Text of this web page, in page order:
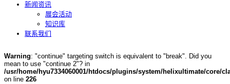
新闻资讯
展会活动
知识库
联系我们
Warning: "continue" targeting switch is equivalent to "break". Did you
mean to use "continue 2"? in
/usr/home/hyu7334060001/htdocs/plugins/system/helixultimate/core/
on line 226